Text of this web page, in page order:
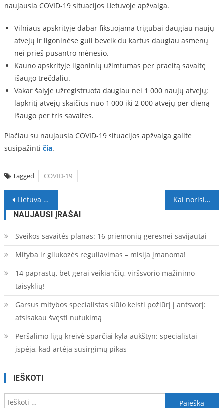
naujausia COVID-19 situacijos Lietuvoje apžvalga.
Vilniaus apskrityje dabar fiksuojama trigubai daugiau naujų
atvejų ir ligoninėse guli beveik du kartus daugiau asmenų
nei prieš pusantro mėnesio.
Kauno apskrityje ligoninių užimtumas per praeitą savaitę
išaugo trečdaliu.
Vakar šalyje užregistruota daugiau nei 1 000 naujų atvejų;
lapkritį atvejų skaičius nuo 1 000 iki 2 000 atvejų per dieną
išaugo per tris savaites.
Plačiau su naujausia COVID-19 situacijos apžvalga galite
susipažinti čia.
Tagged COVID-19
Navigacija
tarp
įrašų
Lietuva – tarp ES šalių, kur pernai labiausiai sutrumpėjo gyvenimo trukmė – Eurostatas
Kai norisi riebiau: šalto rūkymo skumbrės tartaras pagal Agnę Grigaliūnienę
NAUJAUSI ĮRAŠAI
Sveikos savaitės planas: 16 priemonių geresnei savijautai
Mityba ir gliukozės reguliavimas – misija įmanoma!
14 paprastų, bet gerai veikiančių, viršsvorio mažinimo
taisyklių!
Garsus mitybos specialistas siūlo keisti požiūrį į antsvorį:
atsisakau švęsti nutukimą
Peršalimo ligų kreivė sparčiai kyla aukštyn: specialistai
įspėja, kad artėja susirgimų pikas
IEŠKOTI
Ieškoti: